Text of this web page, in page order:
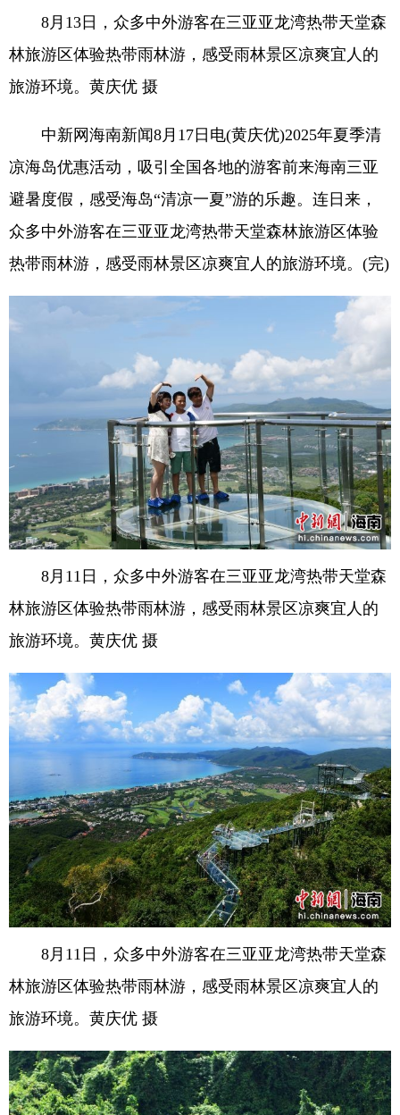
8月13日，众多中外游客在三亚亚龙湾热带天堂森
林旅游区体验热带雨林游，感受雨林景区凉爽宜人的
旅游环境。黄庆优 摄
中新网海南新闻8月17日电(黄庆优)2025年夏季清
凉海岛优惠活动，吸引全国各地的游客前来海南三亚
避暑度假，感受海岛“清凉一夏”游的乐趣。连日来，
众多中外游客在三亚亚龙湾热带天堂森林旅游区体验
热带雨林游，感受雨林景区凉爽宜人的旅游环境。(完)
8月11日，众多中外游客在三亚亚龙湾热带天堂森
林旅游区体验热带雨林游，感受雨林景区凉爽宜人的
旅游环境。黄庆优 摄
8月11日，众多中外游客在三亚亚龙湾热带天堂森
林旅游区体验热带雨林游，感受雨林景区凉爽宜人的
旅游环境。黄庆优 摄